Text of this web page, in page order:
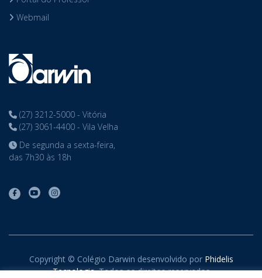
Webmail
(27) 3212-5000 - Vitória
(27) 3061-4400 - Vila Velha
De segunda a sexta-feira,
das 7h30 às 18h
Copyright © Colégio Darwin desenvolvido por Phidelis
Tecnologia. Todos os direitos reservados